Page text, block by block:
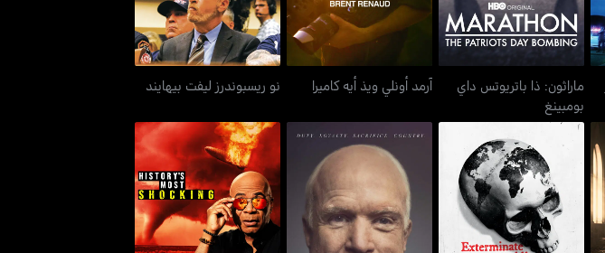
ماراثون: ذا باتريوتس داي
بومبينغ
آرمد أونلي ويذ أيه كاميرا نو ريسبوندرز ليفت بيهايند
إكستيرمينايت أول ذا بروتس
جون ماكين: فور هوم ذا بل
تولز
هيستوريز موست شوكينغ